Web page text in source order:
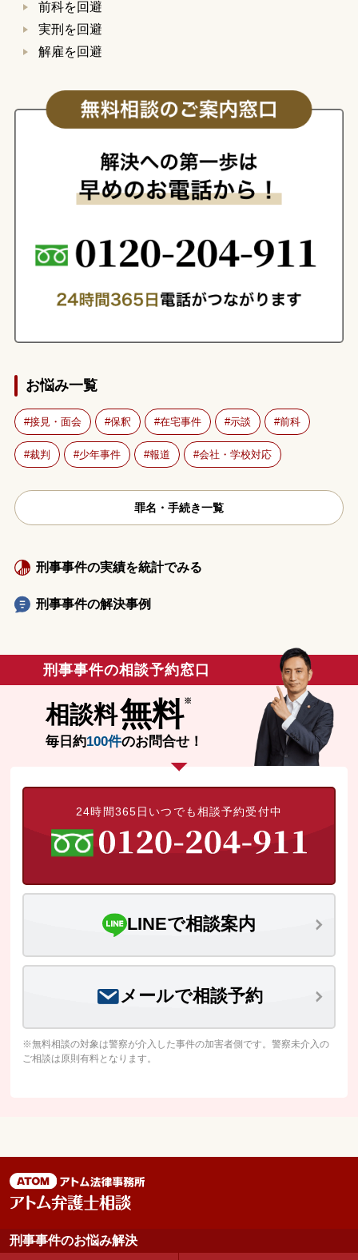
前科を回避
実刑を回避
解雇を回避
お悩み一覧
接見・面会 保釈 在宅事件 示談 前科
裁判 少年事件 報道 会社・学校対応
罪名・手続き一覧
刑事事件の実績を統計でみる
刑事事件の解決事例
刑事事件の相談予約窓口
相談料無料
毎日約100件のお問合せ！
24時間365日いつでも相談予約受付中
LINEで相談案内
メールで相談予約
※無料相談の対象は警察が介入した事件の加害者側です。警察未介入の
ご相談は原則有料となります。
刑事事件のお悩み解決